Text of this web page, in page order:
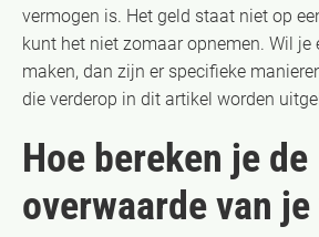
vermogen is. Het geld staat niet op
kunt het niet zomaar opnemen. Wil je
maken, dan zijn er specifieke
die verderop in dit artikel worden
Hoe bereken je de
overwaarde van